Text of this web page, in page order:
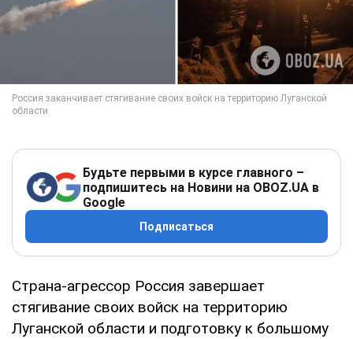
Будьте первыми в курсе главного –
подпишитесь на Новини на OBOZ.UA в
Google
Подписаться
Страна-агрессор Россия завершает
стягивание своих войск на территорию
Луганской области и подготовку к большому